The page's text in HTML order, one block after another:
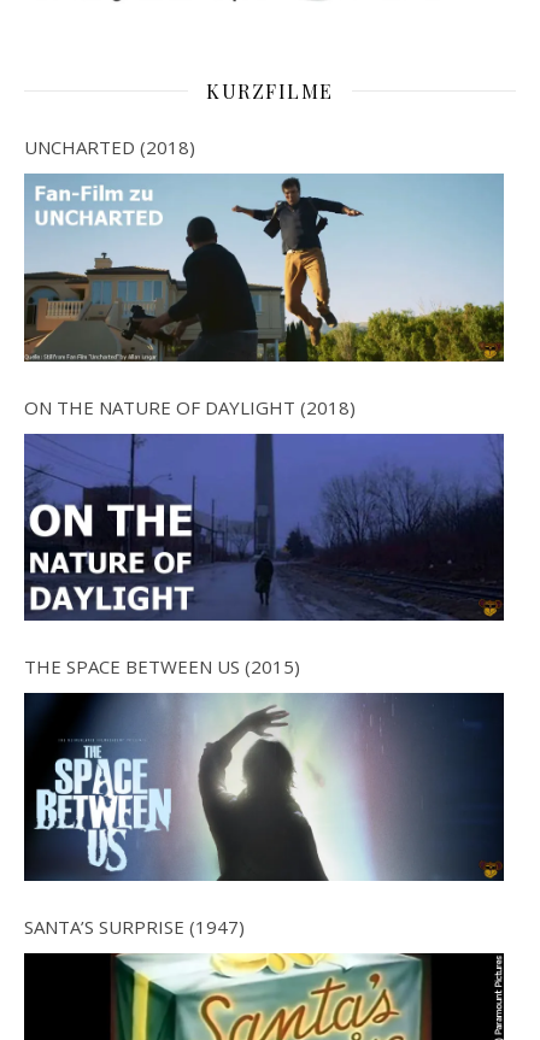
KURZFILME
UNCHARTED (2018)
ON THE NATURE OF DAYLIGHT (2018)
THE SPACE BETWEEN US (2015)
SANTA’S SURPRISE (1947)